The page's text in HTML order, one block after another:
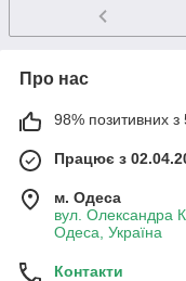
Про нас
98% позитивних з
Працює з
м. Одеса
вул. Олександра
Одеса, Україна
Контакти